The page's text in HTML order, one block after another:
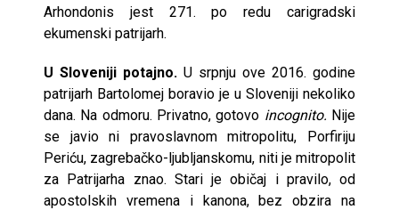
Arhondonis jest 271. po redu carigradski
ekumenski patrijarh.
U Sloveniji potajno. U srpnju ove 2016. godine
patrijarh Bartolomej boravio je u Sloveniji nekoliko
dana. Na odmoru. Privatno, gotovo incognito. Nije
se javio ni pravoslavnom mitropolitu, Porfiriju
Periću, zagrebačko-ljubljanskomu, niti je mitropolit
za Patrijarha znao. Stari je običaj i pravilo, od
apostolskih vremena i kanona, bez obzira na